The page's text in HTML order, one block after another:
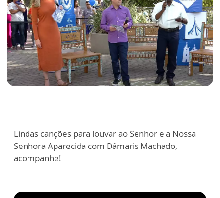
Lindas canções para louvar ao Senhor e a Nossa
Senhora Aparecida com Dâmaris Machado,
acompanhe!